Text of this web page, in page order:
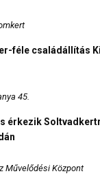
féle családállítás
45.
érkezik
Művelődési Központ